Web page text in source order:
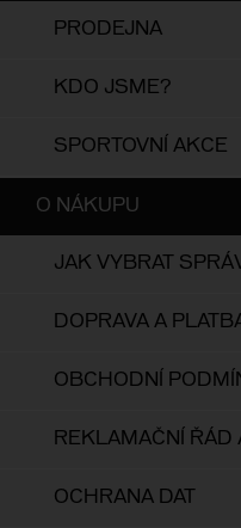
PRODEJNA
KDO JSME?
SPORTOVNÍ AKCE
O NÁKUPU
JAK VYBRAT
DOPRAVA A
OBCHODNÍ
REKLAMAČNÍ ŘÁD
OCHRANA DAT